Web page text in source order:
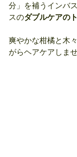
分」を補うインバ
スのダブルケアの
爽やかな柑橘と木
がらヘアケアしま